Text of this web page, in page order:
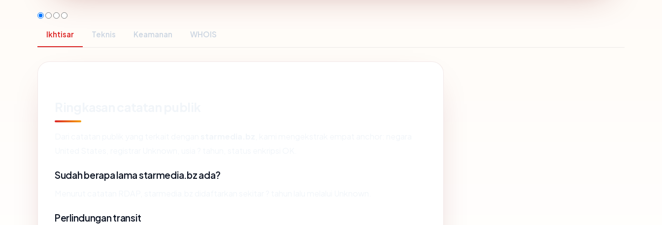
Ikhtisar Teknis Keamanan WHOIS
Sudah berapa lama starmedia.bz ada?
Perlindungan transit